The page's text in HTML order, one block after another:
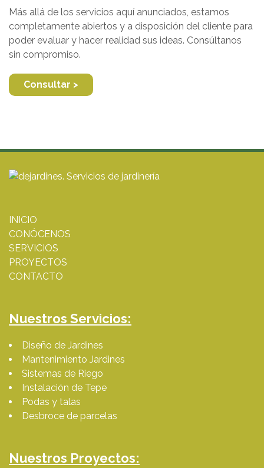
Más allá de los servicios aquí anunciados, estamos
completamente abiertos y a disposición del cliente para
poder evaluar y hacer realidad sus ideas. Consúltanos
sin compromiso.
Consultar >
INICIO
CONÓCENOS
SERVICIOS
PROYECTOS
CONTACTO
Nuestros Servicios:
Diseño de Jardines
Mantenimiento Jardines
Sistemas de Riego
Instalación de Tepe
Podas y talas
Desbroce de parcelas
Nuestros Proyectos: